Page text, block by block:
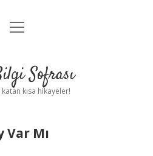
Anasayfa
Uyarı
menüyü
Sofrası
kısa hikayeler!
Var Mı